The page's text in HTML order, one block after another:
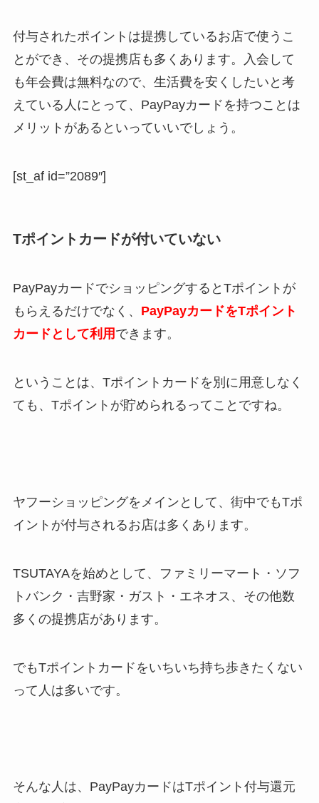
付与されたポイントは提携しているお店で使うこ
とができ、その提携店も多くあります。入会して
も年会費は無料なので、生活費を安くしたいと考
えている人にとって、PayPayカードを持つことは
メリットがあるといっていいでしょう。
[st_af id=”2089″]
Tポイントカードが付いていない
PayPayカードでショッピングするとTポイントが
もらえるだけでなく、 PayPayカードをTポイント
カードとして利用 できます。
ということは、Tポイントカードを別に用意しなく
ても、Tポイントが貯められるってことですね。
ヤフーショッピングをメインとして、街中でもTポ
イントが付与されるお店は多くあります。
TSUTAYAを始めとして、ファミリーマート・ソフ
トバンク・吉野家・ガスト・エネオス、その他数
多くの提携店があります。
でもTポイントカードをいちいち持ち歩きたくない
って人は多いです。
そんな人は、PayPayカードはTポイント付与還元